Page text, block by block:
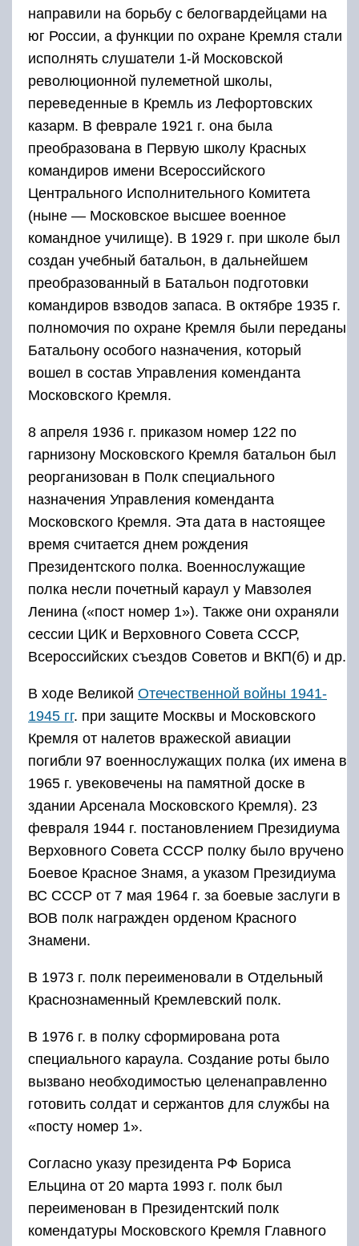
направили на борьбу с белогвардейцами на
юг России, а функции по охране Кремля стали
исполнять слушатели 1-й Московской
революционной пулеметной школы,
переведенные в Кремль из Лефортовских
казарм. В феврале 1921 г. она была
преобразована в Первую школу Красных
командиров имени Всероссийского
Центрального Исполнительного Комитета
(ныне — Московское высшее военное
командное училище). В 1929 г. при школе был
создан учебный батальон, в дальнейшем
преобразованный в Батальон подготовки
командиров взводов запаса. В октябре 1935 г.
полномочия по охране Кремля были переданы
Батальону особого назначения, который
вошел в состав Управления коменданта
Московского Кремля.
8 апреля 1936 г. приказом номер 122 по
гарнизону Московского Кремля батальон был
реорганизован в Полк специального
назначения Управления коменданта
Московского Кремля. Эта дата в настоящее
время считается днем рождения
Президентского полка. Военнослужащие
полка несли почетный караул у Мавзолея
Ленина («пост номер 1»). Также они охраняли
сессии ЦИК и Верховного Совета СССР,
Всероссийских съездов Советов и ВКП(б) и др.
В ходе Великой Отечественной войны 1941-
1945 гг. при защите Москвы и Московского
Кремля от налетов вражеской авиации
погибли 97 военнослужащих полка (их имена в
1965 г. увековечены на памятной доске в
здании Арсенала Московского Кремля). 23
февраля 1944 г. постановлением Президиума
Верховного Совета СССР полку было вручено
Боевое Красное Знамя, а указом Президиума
ВС СССР от 7 мая 1964 г. за боевые заслуги в
ВОВ полк награжден орденом Красного
Знамени.
В 1973 г. полк переименовали в Отдельный
Краснознаменный Кремлевский полк.
В 1976 г. в полку сформирована рота
специального караула. Создание роты было
вызвано необходимостью целенаправленно
готовить солдат и сержантов для службы на
«посту номер 1».
Согласно указу президента РФ Бориса
Ельцина от 20 марта 1993 г. полк был
переименован в Президентский полк
комендатуры Московского Кремля Главного